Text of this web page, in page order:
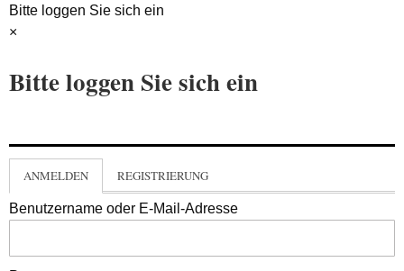
Bitte loggen Sie sich ein
×
Bitte loggen Sie sich ein
ANMELDEN REGISTRIERUNG
Benutzername oder E-Mail-Adresse